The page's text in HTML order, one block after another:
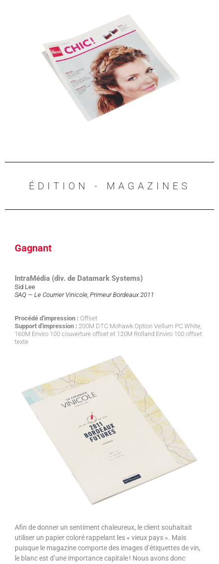
ÉDITION - MAGAZINES
Gagnant
IntraMédia (div. de Datamark Systems)
Sid Lee
SAQ — Le Courrier Vinicole, Primeur Bordeaux 2011
Procédé d'impression : Offset
Support d'impression : 200M DTC Mohawk Option Vellum PC White,
160M Enviro 100 couverture offset et 120M Rolland Enviro 100 offset
texte
Afin de donner un sentiment chaleureux, le client souhaitait
utiliser un papier coloré rappelant les « vieux pays ». Mais
puisque le magazine comporte des images d’étiquettes de vin,
le blanc est d’une importance capitale ! Nous avons donc